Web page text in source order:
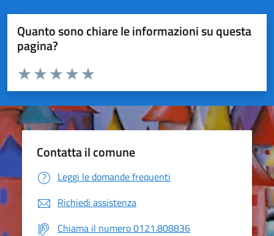
Quanto sono chiare le informazioni su questa
pagina?
Valuta da 1 a 5 stelle la pagina
Valuta 5 stelle su 5
Valuta 4 stelle su 5
Valuta 3 stelle su 5
Valuta 2 stelle su 5
Valuta 1 stelle su 5
Contatta il comune
Leggi le domande frequenti
Richiedi assistenza
Chiama il numero 0121.808836